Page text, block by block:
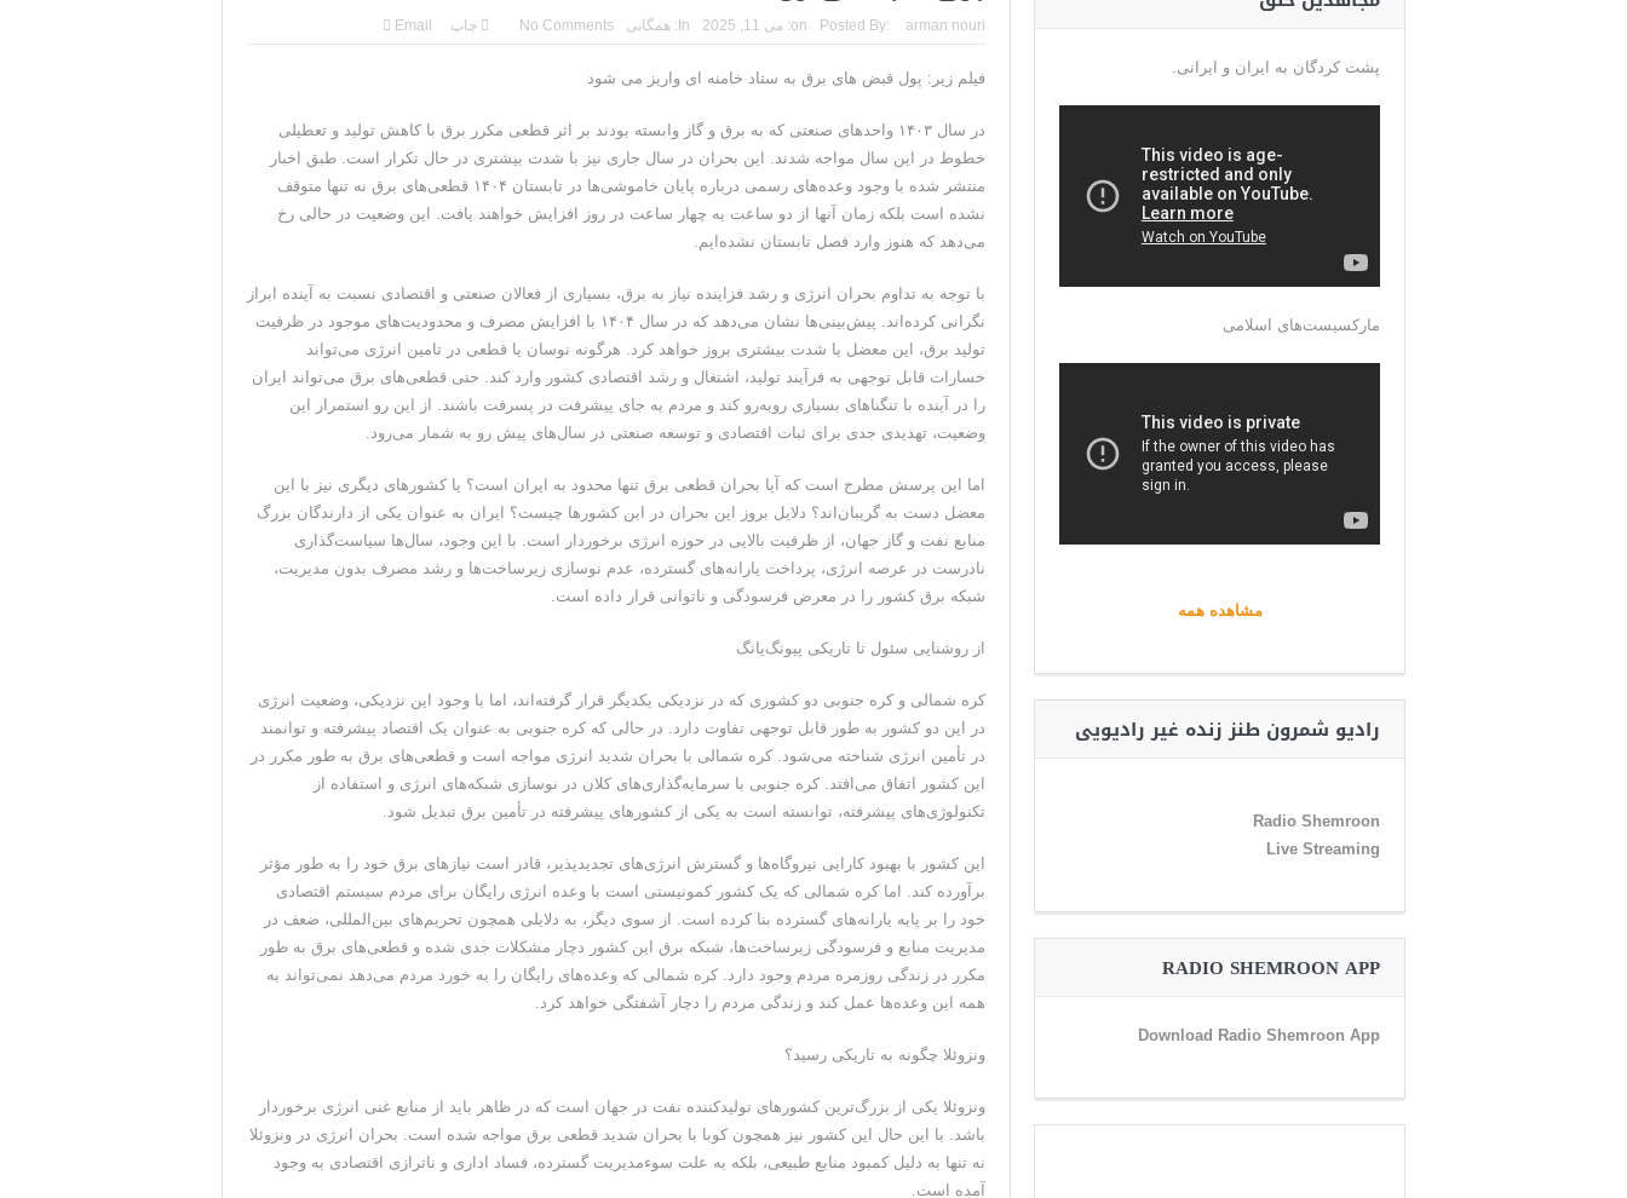
ترامپ: پیروزی عبدال السید اسرائیل‌ستیز، خبر خوبی برای جمهوری‌خواهان است
تنگه هرمز؛ از سخنان تازه ترامپ چنین برمیآید که توافقی به دست نیامده است
فیلم؛ هشدار قاطعانه نتانیاهو به پاسدار احمد وحیدی، سرکرده سپاه پاسداران
خبرگزاری رویترز از اختلاف نظر در مذاکرات در باره تنگه هرمز خبر داد
سنتکام: ما همچنان به اعمال محاصره علیه رژیم ایران ادامه می‌دهیم
Posted By: arman nouri
on: می 11, 2025 In: همگانی No Comments چاپ Email
فیلم زیر: پول قبض های برق به ستاد خامنه ای واریز می شود
در سال ۱۴۰۳ واحد‌های صنعتی که به برق و گاز وابسته بودند بر اثر قطعی مکرر برق با کاهش تولید و تعطیلی
خطوط در این سال مواجه شدند. این بحران در سال جاری نیز با شدت بیشتری در حال تکرار است. طبق اخبار
منتشر شده با وجود وعده‌های رسمی درباره پایان خاموشی‌ها در تابستان ۱۴۰۴ قطعی‌های برق نه تنها متوقف
نشده‌ است بلکه زمان آنها از دو ساعت به چهار ساعت در روز افزایش خواهند یافت. این وضعیت در حالی رخ
می‌دهد که هنوز وارد فصل تابستان نشده‌ایم.
با توجه به تداوم بحران انرژی و رشد فزاینده نیاز به برق، بسیاری از فعالان صنعتی و اقتصادی نسبت به آینده ابراز
نگرانی کرده‌اند. پیش‌بینی‌ها نشان می‌دهد که در سال ۱۴۰۴ با افزایش مصرف و محدودیت‌های موجود در ظرفیت
تولید برق، این معضل با شدت بیشتری بروز خواهد کرد. هرگونه نوسان یا قطعی در تامین انرژی می‌تواند
خسارات قابل توجهی به فرآیند تولید، اشتغال و رشد اقتصادی کشور وارد کند. حتی قطعی‌های برق می‌تواند ایران
را در آینده با تنگنا‌های بسیاری رو‌به‌رو کند و مردم به جای پیشرفت در پسرفت باشند. از این رو استمرار این
وضعیت، تهدیدی جدی برای ثبات اقتصادی و توسعه صنعتی در سال‌های پیش رو به شمار می‌رود.
اما این پرسش مطرح است که آیا بحران قطعی برق تنها محدود به ایران است؟ یا کشور‌های دیگری نیز با این
معضل دست به گریبان‌اند؟ دلایل بروز این بحران در این کشور‌ها چیست؟ ایران به عنوان یکی از دارندگان بزرگ
منابع نفت و گاز جهان، از ظرفیت بالایی در حوزه انرژی برخوردار است. با این وجود، سال‌ها سیاست‌گذاری
نادرست در عرصه انرژی، پرداخت یارانه‌های گسترده، عدم نوسازی زیرساخت‌ها و رشد مصرف بدون مدیریت،
شبکه برق کشور را در معرض فرسودگی و ناتوانی قرار داده است.
از روشنایی سئول تا تاریکی پیونگ‌یانگ
کره شمالی و کره جنوبی دو کشوری که در نزدیکی یکدیگر قرار گرفته‌اند، اما با وجود این نزدیکی، وضعیت انرژی
در این دو کشور به طور قابل توجهی تفاوت دارد. در حالی که کره جنوبی به عنوان یک اقتصاد پیشرفته و توانمند
در تأمین انرژی شناخته می‌شود. کره شمالی با بحران شدید انرژی مواجه است و قطعی‌های برق به طور مکرر در
این کشور اتفاق می‌افتد. کره جنوبی با سرمایه‌گذاری‌های کلان در نوسازی شبکه‌های انرژی و استفاده از
تکنولوژی‌های پیشرفته، توانسته است به یکی از کشور‌های پیشرفته در تأمین برق تبدیل شود.
این کشور با بهبود کارایی نیروگاه‌ها و گسترش انرژی‌های تجدیدپذیر، قادر است نیاز‌های برق خود را به طور مؤثر
برآورده کند. اما کره شمالی که یک کشور کمونیستی است با وعده انرژی رایگان برای مردم سیستم اقتصادی
خود را بر پایه یارانه‌های گسترده بنا کرده است. از سوی دیگر، به دلایلی همچون تحریم‌های بین‌المللی، ضعف در
مدیریت منابع و فرسودگی زیرساخت‌ها، شبکه برق این کشور دچار مشکلات جدی شده و قطعی‌های برق به طور
مکرر در زندگی روزمره مردم وجود دارد. کره شمالی که وعده‌های رایگان را به خورد مردم می‌دهد نمی‌تواند به
همه این وعده‌ها عمل کند و زندگی مردم را دچار آشفتگی خواهد کرد.
ونزوئلا چگونه به تاریکی رسید؟
ونزوئلا یکی از بزرگ‌ترین کشور‌های تولیدکننده نفت در جهان است که در ظاهر باید از منابع غنی انرژی برخوردار
باشد. با این حال این کشور نیز همچون کوبا با بحران شدید قطعی برق مواجه شده است. بحران انرژی در ونزوئلا
نه تنها به دلیل کمبود منابع طبیعی، بلکه به علت سوءمدیریت گسترده، فساد اداری و ناترازی اقتصادی به وجود
آمده است.
پشت کردگان به ایران و ایرانی.
مارکسیست‌های اسلامی
مشاهده همه
رادیو شمرون طنز زنده غیر رادیویی
Radio Shemroon
Live Streaming
RADIO SHEMROON APP
Download Radio Shemroon App